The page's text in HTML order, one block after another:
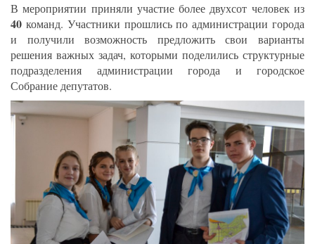
В мероприятии приняли участие более двухсот человек из
40 команд. Участники прошлись по администрации города
и получили возможность предложить свои варианты
решения важных задач, которыми поделились структурные
подразделения администрации города и городское
Собрание депутатов.